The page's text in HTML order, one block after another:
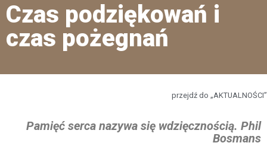
Czas podziękowań i
czas pożegnań
przejdź do „AKTUALNOŚCI”
Pamięć serca nazywa się wdzięcznością. Phil
Bosmans